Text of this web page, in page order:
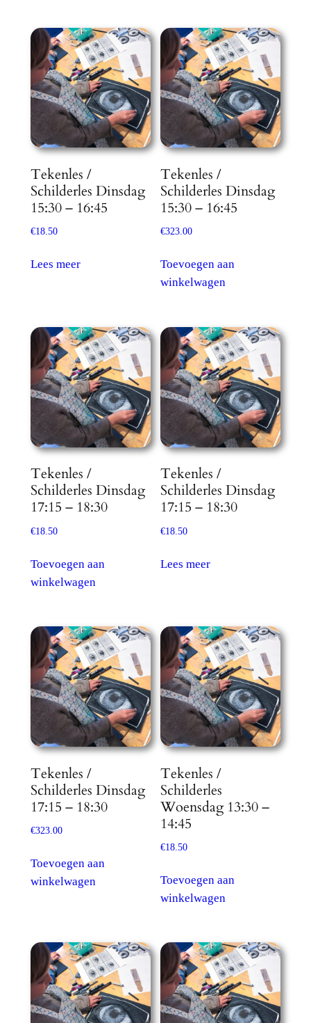
variaties.
Deze
optie
kan
gekozen
worden
op
de
productpagina
Tekenles /
Schilderles Dinsdag
15:30 – 16:45
€18.50
Lees meer
Tekenles /
Schilderles Dinsdag
15:30 – 16:45
€323.00
Toevoegen aan
winkelwagen
Tekenles /
Schilderles Dinsdag
17:15 – 18:30
€18.50
Toevoegen aan
winkelwagen
Tekenles /
Schilderles Dinsdag
17:15 – 18:30
€18.50
Lees meer
Tekenles /
Schilderles Dinsdag
17:15 – 18:30
€323.00
Toevoegen aan
winkelwagen
Tekenles /
Schilderles
Woensdag 13:30 –
14:45
€18.50
Toevoegen aan
winkelwagen